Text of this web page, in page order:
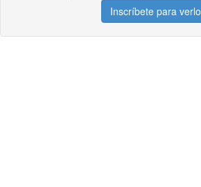
Inscríbete para verlo